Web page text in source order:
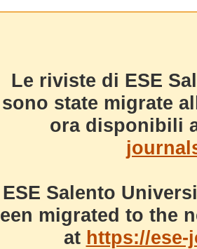
Le riviste di ESE
sono state migrate
ora disponibili
ESE Salento
migrated to the
at https://